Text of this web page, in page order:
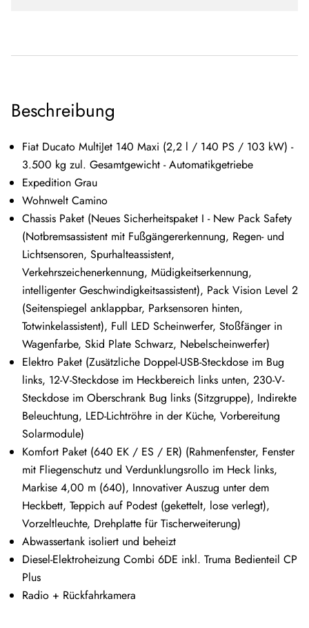
Beschreibung
Fiat Ducato MultiJet 140 Maxi (2,2 l / 140 PS / 103 kW) -
3.500 kg zul. Gesamtgewicht - Automatikgetriebe
Expedition Grau
Wohnwelt Camino
Chassis Paket (Neues Sicherheitspaket I - New Pack Safety
(Notbremsassistent mit Fußgängererkennung, Regen- und
Lichtsensoren, Spurhalteassistent,
Verkehrszeichenerkennung, Müdigkeitserkennung,
intelligenter Geschwindigkeitsassistent), Pack Vision Level 2
(Seitenspiegel anklappbar, Parksensoren hinten,
Totwinkelassistent), Full LED Scheinwerfer, Stoßfänger in
Wagenfarbe, Skid Plate Schwarz, Nebelscheinwerfer)
Elektro Paket (Zusätzliche Doppel-USB-Steckdose im Bug
links, 12-V-Steckdose im Heckbereich links unten, 230-V-
Steckdose im Oberschrank Bug links (Sitzgruppe), Indirekte
Beleuchtung, LED-Lichtröhre in der Küche, Vorbereitung
Solarmodule)
Komfort Paket (640 EK / ES / ER) (Rahmenfenster, Fenster
mit Fliegenschutz und Verdunklungsrollo im Heck links,
Markise 4,00 m (640), Innovativer Auszug unter dem
Heckbett, Teppich auf Podest (gekettelt, lose verlegt),
Vorzeltleuchte, Drehplatte für Tischerweiterung)
Abwassertank isoliert und beheizt
Diesel-Elektroheizung Combi 6DE inkl. Truma Bedienteil CP
Plus
Radio + Rückfahrkamera